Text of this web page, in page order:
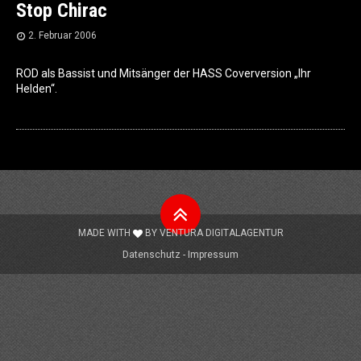
Stop Chirac
2. Februar 2006
ROD als Bassist und Mitsänger der HASS Coverversion „Ihr
Helden“.
Nach
oben
MADE WITH BY VENTURA DIGITALAGENTUR
Datenschutz
Impressum